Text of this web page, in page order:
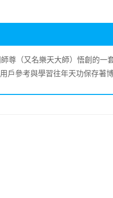
尊（又名樂天大師）悟創的
戶參考與學習往年天功保存